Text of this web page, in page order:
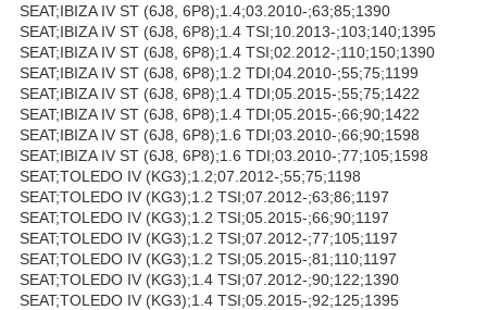
SEAT;IBIZA IV ST (6J8, 6P8);1.4;03.2010-;63;85;1390
SEAT;IBIZA IV ST (6J8, 6P8);1.4 TSI;10.2013-;103;140;1395
SEAT;IBIZA IV ST (6J8, 6P8);1.4 TSI;02.2012-;110;150;1390
SEAT;IBIZA IV ST (6J8, 6P8);1.2 TDI;04.2010-;55;75;1199
SEAT;IBIZA IV ST (6J8, 6P8);1.4 TDI;05.2015-;55;75;1422
SEAT;IBIZA IV ST (6J8, 6P8);1.4 TDI;05.2015-;66;90;1422
SEAT;IBIZA IV ST (6J8, 6P8);1.6 TDI;03.2010-;66;90;1598
SEAT;IBIZA IV ST (6J8, 6P8);1.6 TDI;03.2010-;77;105;1598
SEAT;TOLEDO IV (KG3);1.2;07.2012-;55;75;1198
SEAT;TOLEDO IV (KG3);1.2 TSI;07.2012-;63;86;1197
SEAT;TOLEDO IV (KG3);1.2 TSI;05.2015-;66;90;1197
SEAT;TOLEDO IV (KG3);1.2 TSI;07.2012-;77;105;1197
SEAT;TOLEDO IV (KG3);1.2 TSI;05.2015-;81;110;1197
SEAT;TOLEDO IV (KG3);1.4 TSI;07.2012-;90;122;1390
SEAT;TOLEDO IV (KG3);1.4 TSI;05.2015-;92;125;1395